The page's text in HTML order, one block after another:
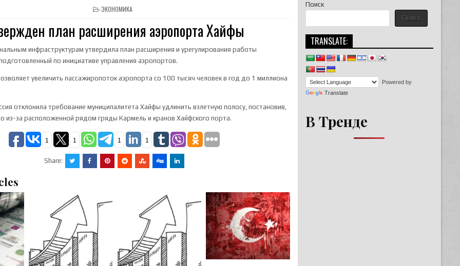
POSTED IN
ЭКОНОМИКА
план расширения аэропорта Хайфы
инфраструктурам утвердила план расширения и урегулирования работы
по инициативе управления аэропортов.
увеличить пассажиропоток аэропорта со 100 тысяч человек в год до 1 миллиона
отклонила требование муниципалитета Хайфы удлинить взлетную полосу, постановив,
из-за расположенной рядом гряды Кармель и кранов Хайфского порта.
1 1 1 1
Share:
Поиск
Поиск
TRANSLATE:
Powered by
Translate
В Тренде